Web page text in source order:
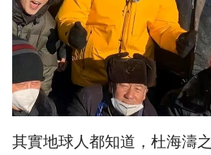
其實地球人都知道，杜海濤